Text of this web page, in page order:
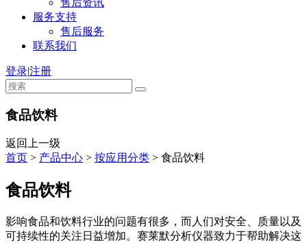
售后资讯
服务支持
售后服务
联系我们
登录|注册
食品饮料
返回上一级
首页 > 产品中心 > 按应用分类 > 食品饮料
食品饮料
影响食品和饮料行业的问题有很多，而人们对安全、质量以及
可持续性的关注日益增加。赛莱默分析仪器致力于帮助解决这